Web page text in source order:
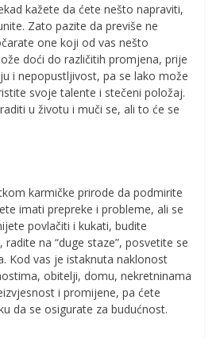
kažete da ćete nešto napraviti,
Zato pazite da previše ne
one koji od vas nešto
doći do različitih promjena, prije
i nepopustljivost, pa se lako može
svoje talente i stečeni položaj.
u životu i muči se, ali to će se
karmičke prirode da podmirite
imati prepreke i probleme, ali se
povlačiti i kukati, budite
na “duge staze”, posvetite se
Kod vas je istaknuta naklonost
obitelji, domu, nekretninama
i promijene, pa ćete
da se osigurate za budućnost.